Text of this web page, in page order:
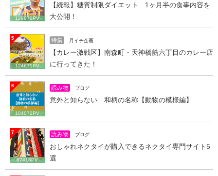
129070PV
【続報】糖質制限ダイエット 1ヶ月半の食事内容を
大公開！
5
124671PV
特集 月イチ企画
【カレー激戦区】南森町・天神橋筋六丁目のカレー店
に行ってきた！
6
104072PV
読み物 ブログ
意外と知らない 和柄の名称【動物の模様編】
7
87418PV
読み物 ブログ
おしゃれネクタイが購入できるネクタイ専門サイト5
選